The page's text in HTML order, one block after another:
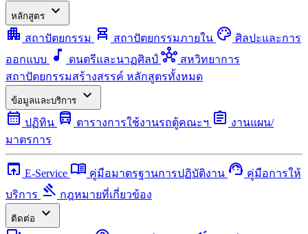
หลักสูตร
expand_more
apartment สถาปัตยกรรม chair_alt สถาปัตยกรรมภายใน palette ศิลปะและการ
ออกแบบ
music_note ดนตรีและนาฏศิลป์ hub สหวิทยาการ
สถาปัตยกรรมสร้างสรรค์ หลักสูตรทั้งหมด
ข้อมูลและบริการ
expand_more
calendar_month ปฏิทิน directions_bus ตารางการใช้งานรถตู้คณะฯ assignment งานแผน/
มาตรการ
open_in_browser E-Service menu_book คู่มือมาตรฐานการปฏิบัติงาน support_agent คู่มือการให้
บริการ gavel กฎหมายที่เกี่ยวข้อง
ติดต่อ
expand_more